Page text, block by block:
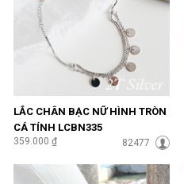
LẮC CHÂN BẠC NỮ HÌNH TRÒN
CÁ TÍNH LCBN335
359.000 ₫ 82477